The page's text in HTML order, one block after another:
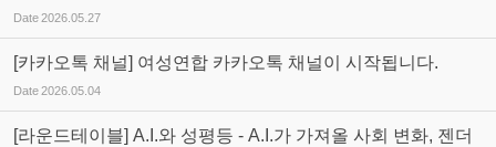
Date2026.05.27
[카카오톡 채널] 여성연합 카카오톡 채널이 시작됩니다.
Date2026.05.04
[라운드테이블] A.I.와 성평등 - A.I.가 가져올 사회 변화, 젠더